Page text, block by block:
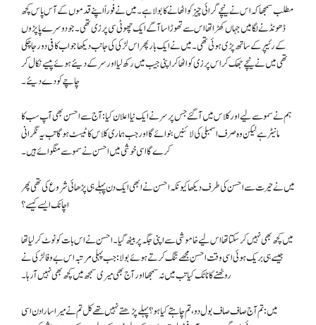
مطلب سمجھا کہ اس نے نیچے گرائی چیز کو اٹھانے کا بولا ہے۔ میں نے فوراً اپنے قدموں کے آس پاس کچھ
ڈھونڈنے لگا میں جہاں کھڑا تھا اس سے تھوڑا سا آگے ایک چھوٹی سی پرزی تھی۔ جو دوسرے پاپڑوں
کے رئیپر کے ساتھ پڑی ہوئی تھی۔ میں نے ایک بار پھر اس لڑکی کی جانب دیکھا جو اب کافی دور جا چکی
تھی میں نے نیچے جھک کر اس پرزی کو اٹھا کر اپنی جیب میں رکھ لیا اور سر کے دیئے ہوئے پیسے نکال کر
چاچے کو دے دیئے۔
ہم نے سموسے لیے اور کلاس میں آگئے جس پر سر نے ایک نیا اعلان کیا: آج سے احسن بھی آپ سب کا
مانیٹر ہے لیکن وہ صرف اسمبلی کی لائنیں بنوائے گا اور جب ہماری کلاس کا ٹیسٹ ہوگا تب یہ نگرانی
کرے گا اسی خوشی میں احسن نے سموسے منگوائے ہیں۔
میں نے حیرت سے احسن کی طرف دیکھا کیونکہ احسن نے ابھی ایک دن پہلے ہی پڑھائی شروع کی تھی پھر
اچانک ایسے کیسے؟
میں کچھ بھی نہیں کرسکتا تھا اس لیے خاموشی سے اپنی جگہ پر بیٹھ گیا۔ احسن نے اس بات کو نوٹ کرلیا تھا
جیسے ہی بریک ہوئی اسی وقت احسن مجھے تنگ کرتے ہوئے بولا: جب پہلی مرتبہ اس بے وفا لڑکی نے
روٹھنے کا ناٹک کیا تب میں نہ سمجھا اور آج بھی میری سمجھ میں کچھ بھی نہیں آرہا۔
میں: تم آج صاف صاف بول دو، تم چاہتے کیا ہو؟ پہلے پڑھتے نہیں تھے کل تم نے میرا سارا دن اسی